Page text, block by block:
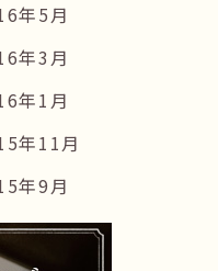
年5月
年3月
年1月
年11月
年9月